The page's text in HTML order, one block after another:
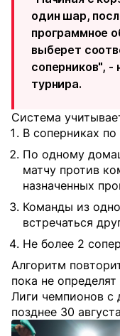
один шар,
программное
выберет
соперников", -
турнира.
Система
В соперниках
По одному
матчу против
назначенных
Команды из
встречаться
Не более 2
Алгоритм
пока не
Лиги чемпионов с
позднее 30